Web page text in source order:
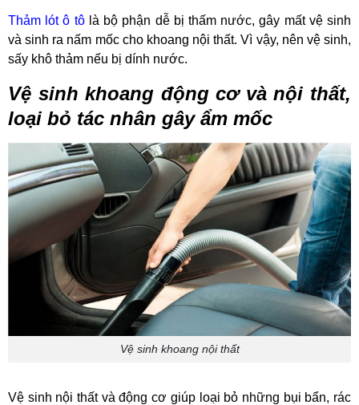
Thảm lót ô tôlà bộ phận dễ bị thấm nước, gây mất vệ sinh
và sinh ra nấm mốc cho khoang nội thất. Vì vậy, nên vệ sinh,
sấy khô thảm nếu bị dính nước.
Vệ sinh khoang động cơ và nội thất,
loại bỏ tác nhân gây ẩm mốc
Vệ sinh khoang nội thất
Vệ sinh nội thất và động cơ giúp loại bỏ những bụi bẩn, rác